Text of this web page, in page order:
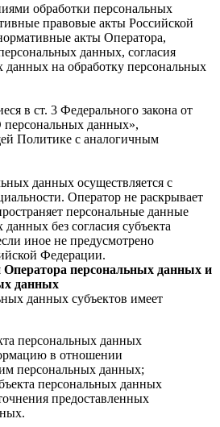
обработки персональных
правовые акты Российской
акты Оператора,
данных, согласия
данных на обработку персональных
в ст. 3 Федерального закона от
данных»,
Политике с аналогичным
данных осуществляется с
Оператор не раскрывает
персональные данные
без согласия субъекта
иное не предусмотрено
Федерации.
Оператора персональных данных и
данных
данных субъектов имеет
персональных данных
в отношении
персональных данных;
персональных данных
предоставленных